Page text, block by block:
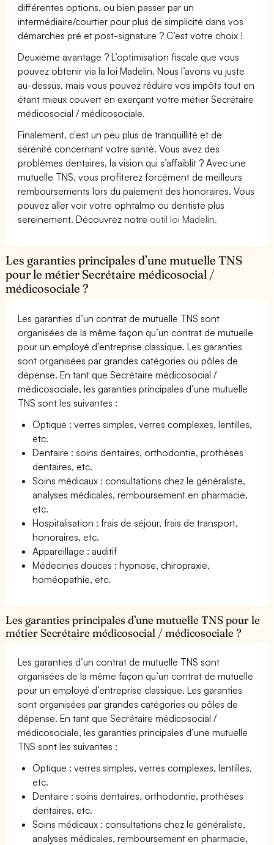
différentes options, ou bien passer par un
intermédiaire/courtier pour plus de simplicité dans vos
démarches pré et post-signature ? C’est votre choix !
Deuxième avantage ? L’optimisation fiscale que vous
pouvez obtenir via la loi Madelin. Nous l’avons vu juste
au-dessus, mais vous pouvez réduire vos impôts tout en
étant mieux couvert en exerçant votre métier Secrétaire
médicosocial / médicosociale.
Finalement, c'est un peu plus de tranquillité et de
sérénité concernant votre santé. Vous avez des
problèmes dentaires, la vision qui s’affaiblit ? Avec une
mutuelle TNS, vous profiterez forcément de meilleurs
remboursements lors du paiement des honoraires. Vous
pouvez aller voir votre ophtalmo ou dentiste plus
sereinement. Découvrez notre outil loi Madelin.
Les garanties principales d’une mutuelle TNS
pour le métier Secrétaire médicosocial /
médicosociale ?
Les garanties d’un contrat de mutuelle TNS sont
organisées de la même façon qu’un contrat de mutuelle
pour un employé d’entreprise classique. Les garanties
sont organisées par grandes catégories ou pôles de
dépense. En tant que Secrétaire médicosocial /
médicosociale, les garanties principales d’une mutuelle
TNS sont les suivantes :
Optique : verres simples, verres complexes, lentilles,
etc.
Dentaire : soins dentaires, orthodontie, prothèses
dentaires, etc.
Soins médicaux : consultations chez le généraliste,
analyses médicales, remboursement en pharmacie,
etc.
Hospitalisation : frais de séjour, frais de transport,
honoraires, etc.
Appareillage : auditif
Médecines douces : hypnose, chiropraxie,
homéopathie, etc.
Les garanties principales d’une mutuelle TNS pour le
métier Secrétaire médicosocial / médicosociale ?
Les garanties d’un contrat de mutuelle TNS sont
organisées de la même façon qu’un contrat de mutuelle
pour un employé d’entreprise classique. Les garanties
sont organisées par grandes catégories ou pôles de
dépense. En tant que Secrétaire médicosocial /
médicosociale, les garanties principales d’une mutuelle
TNS sont les suivantes :
Optique : verres simples, verres complexes, lentilles,
etc.
Dentaire : soins dentaires, orthodontie, prothèses
dentaires, etc.
Soins médicaux : consultations chez le généraliste,
analyses médicales, remboursement en pharmacie,